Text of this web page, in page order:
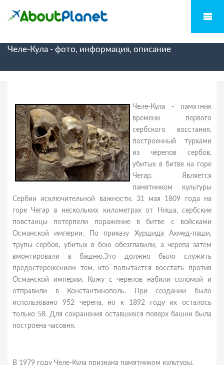
Челе-Кула - фото, информация, описание
Челе-Кула - памятник
времени первого
сербского восстания,
построенный турками
из черепов сербов,
убитых в битве на горе
Чегар. Является
памятником культуры
Сербии исключительной важности. 31 мая 1809 года на
горе Чегар в нескольких километрах от Ниша, сербские
повстанцы потерпели поражение в битве с войсками
Османской империи. По приказу Хуршида Ахмед-паши,
трупы сербов, убитых в бою обезглавили, а черепа затем
вмонтировали в башню.Это должно было служить
предостережением тем, кто попытается восстать против
Османской империи. Кожу с черепов набили соломой и
отправили в Константинополь. При создании было
использовано 952 черепа, но к 1892 году их осталось
только 58. Для сохранения оставшихся поверх башни была
построена часовня.
В 1979 году Челе-Кула признана памятником культуры.